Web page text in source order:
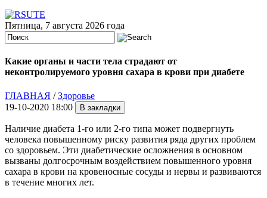
Пятница, 7 августа 2026 года
Какие органы и части тела страдают от
неконтролируемого уровня сахара в крови при диабете
ГЛАВНАЯ /Здоровье
19-10-2020 18:00
Наличие диабета 1-го или 2-го типа может подвергнуть
человека повышенному риску развития ряда других проблем
со здоровьем. Эти диабетические осложнения в основном
вызваны долгосрочным воздействием повышенного уровня
сахара в крови на кровеносные сосуды и нервы и развиваются
в течение многих лет.